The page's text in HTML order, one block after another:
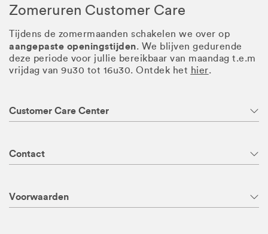
Zomeruren Customer Care
Tijdens de zomermaanden schakelen we over op
aangepaste openingstijden. We blijven gedurende
deze periode voor jullie bereikbaar van maandag t.e.m
vrijdag van 9u30 tot 16u30. Ontdek het hier.
Customer Care Center
Contact
Voorwaarden